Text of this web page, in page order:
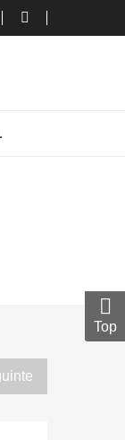
Top